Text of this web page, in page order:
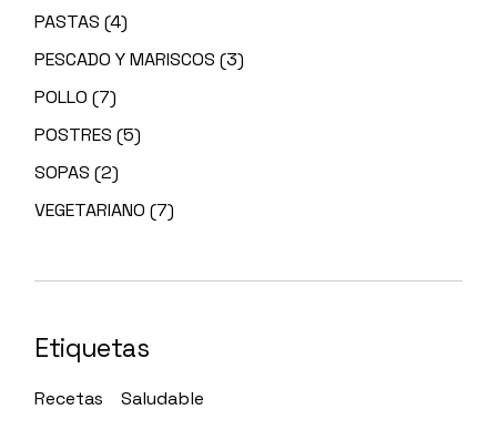
PASTAS (4)
PESCADO Y MARISCOS (3)
POLLO (7)
POSTRES (5)
SOPAS (2)
VEGETARIANO (7)
Etiquetas
Recetas Saludable